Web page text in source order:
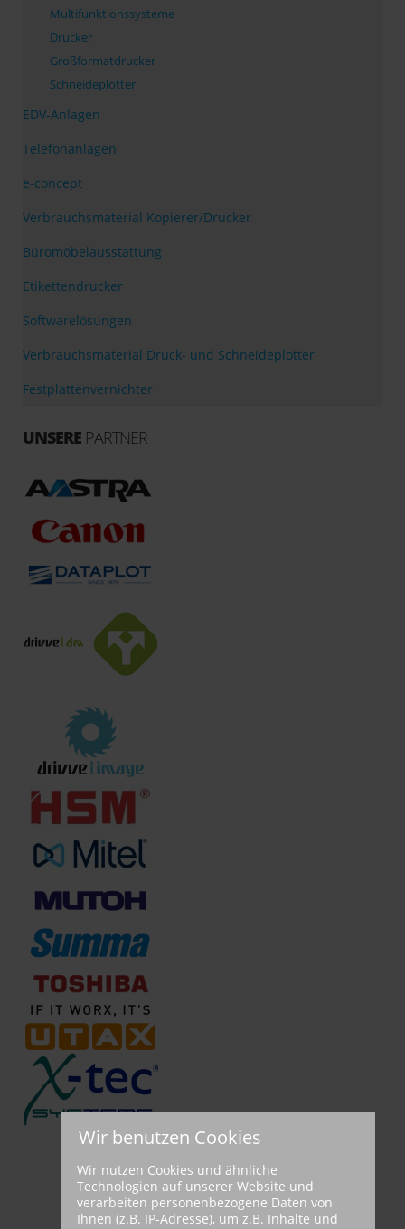
Multifunktionssysteme
Drucker
Großformatdrucker
Schneideplotter
EDV-Anlagen
Telefonanlagen
e-concept
Verbrauchsmaterial Kopierer/Drucker
Büromöbelausstattung
Etikettendrucker
Softwarelösungen
Verbrauchsmaterial Druck- und Schneideplotter
Festplattenvernichter
UNSERE PARTNER
Wir benutzen Cookies
Wir nutzen Cookies und ähnliche
Technologien auf unserer Website und
verarbeiten personenbezogene Daten von
Ihnen (z.B. IP-Adresse), um z.B. Inhalte und